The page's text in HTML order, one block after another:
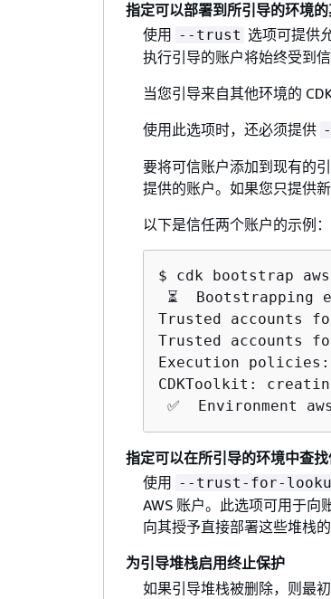
指定可以部署到所引导的环境
使用
--trust 选项可提供
执行引导的账户将始终受到信
当您引导来自其他环境的
使用此选项时，还必须提供
要将可信账户添加到现有的
提供的账户。如果您只提供
以下是信任两个账户的示例：
$ cdk bootstrap
⏳  Bootstrapping
Trusted accounts
Trusted accounts
Execution policies:
CDKToolkit:
✅  Environment
指定可以在所引导的环境中查
使用
--trust-for-
AWS 账户。此选项可用于向
向其授予直接部署这些堆栈的
为引导堆栈启用终止保护
如果引导堆栈被删除，则最